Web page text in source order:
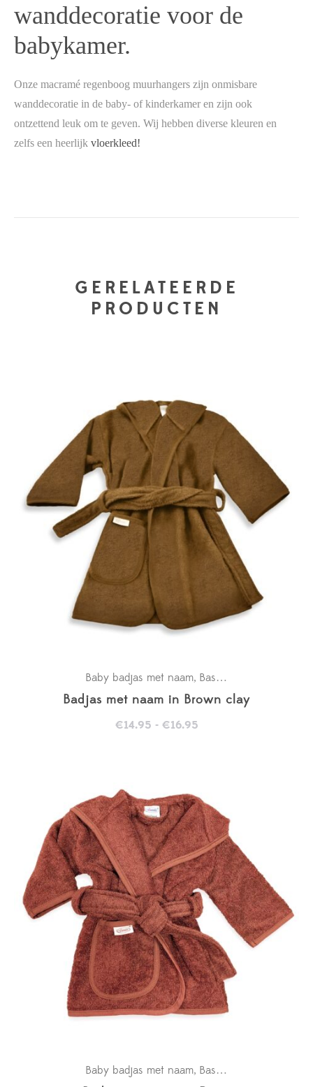
wanddecoratie voor de
babykamer.
Onze macramé regenboog muurhangers zijn onmisbare
wanddecoratie in de baby- of kinderkamer en zijn ook
ontzettend leuk om te geven. Wij hebben diverse kleuren en
zelfs een heerlijk vloerkleed!
GERELATEERDE
PRODUCTEN
Baby badjas met naam, Basics
Badjas met naam in Brown clay
€14.95 - €16.95Prijsklasse:
Baby badjas met naam, Basics